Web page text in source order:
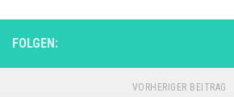
FOLGEN:
VORHERIGER BEITRAG